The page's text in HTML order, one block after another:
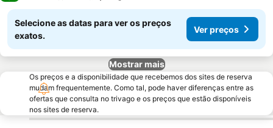
Selecione as datas para ver os preços
exatos.
Ver preços
Mostrar mais
Os preços e a disponibilidade que recebemos dos sites de reserva
mudam frequentemente. Como tal, pode haver diferenças entre as
ofertas que consulta no trivago e os preços que estão disponíveis
nos sites de reserva.